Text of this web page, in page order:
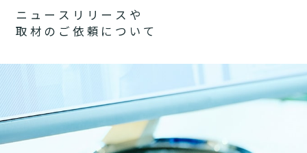
ニ ュ ー ス リ リ ー ス や
取 材 の ご 依 頼 に つ い て